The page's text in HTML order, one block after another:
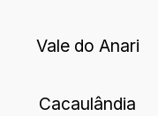
Vale do Anari
Cacaulândia